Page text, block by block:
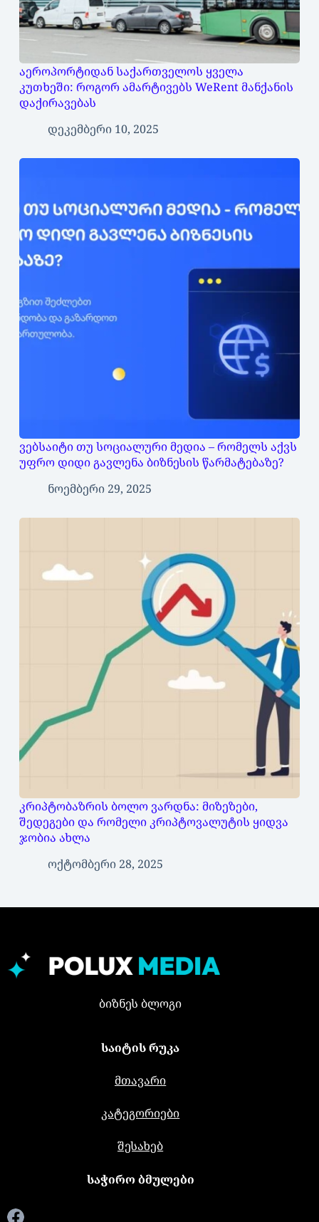
აეროპორტიდან საქართველოს ყველა
კუთხეში: როგორ ამარტივებს WeRent მანქანის
დაქირავებას
დეკემბერი 10, 2025
ვებსაიტი თუ სოციალური მედია – რომელს აქვს
უფრო დიდი გავლენა ბიზნესის წარმატებაზე?
ნოემბერი 29, 2025
კრიპტობაზრის ბოლო ვარდნა: მიზეზები,
შედეგები და რომელი კრიპტოვალუტის ყიდვა
ჯობია ახლა
ოქტომბერი 28, 2025
ბიზნეს ბლოგი
საიტის რუკა
მთავარი
კატეგორიები
შესახებ
საჭირო ბმულები